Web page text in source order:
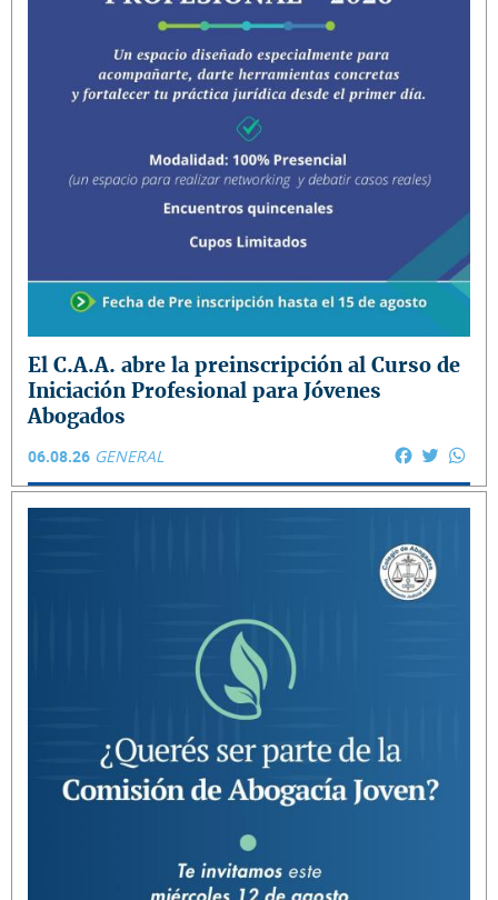
El C.A.A. abre la preinscripción al Curso de
Iniciación Profesional para Jóvenes
Abogados
06.08.26 GENERAL Facebook
Twitter